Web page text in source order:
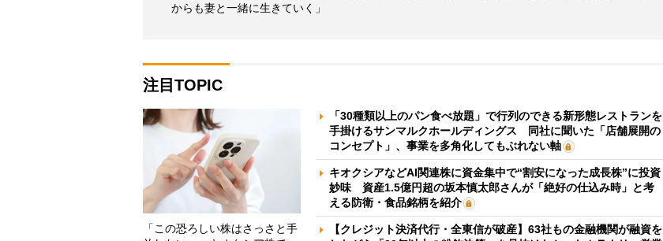
からも妻と一緒に生きていく」
注目TOPIC
「この恐ろしい株はさっさと手
「30種類以上のパン食べ放題」で行列のできる新形態レストランを
手掛けるサンマルクホールディングス 同社に聞いた「店舗展開の
コンセプト」、事業を多角化してもぶれない軸
キオクシアなどAI関連株に資金集中で“割安になった成長株”に投資
妙味 資産1.5億円超の坂本慎太郎さんが「絶好の仕込み時」と考
える防衛・食品銘柄を紹介
【クレジット決済代行・全東信が破産】63社もの金融機関が融資を